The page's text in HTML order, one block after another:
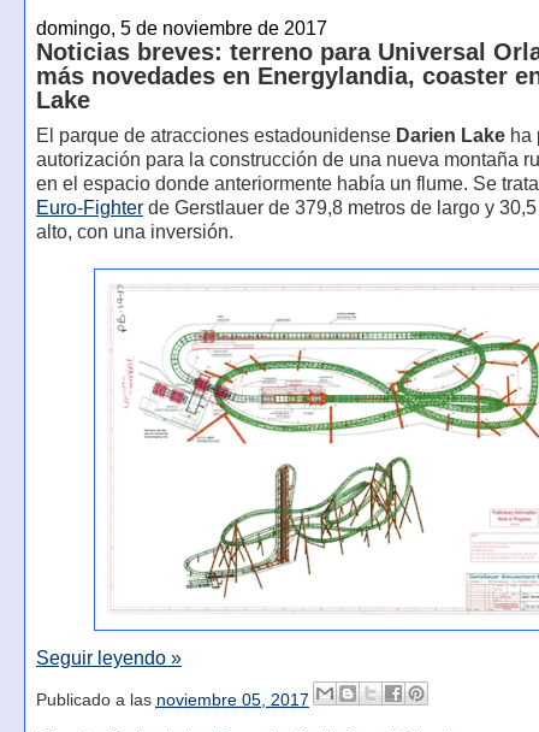
domingo, 5 de noviembre de 2017
Noticias breves: terreno para Universal
más novedades en Energylandia, coaster
Lake
El parque de atracciones estadounidense Darien Lakeha
autorización para la construcción de una nueva montaña
en el espacio donde anteriormente había un flume. Se
Euro-Fighterde Gerstlauer de 379,8 metros de largo y
alto, con una inversión.
Seguir leyendo »
Publicado a las noviembre 05, 2017